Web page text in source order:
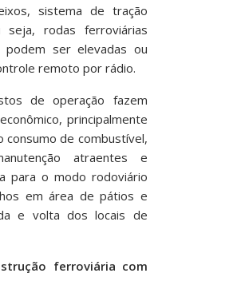
sistema de tração
seja, rodas ferroviárias
podem ser elevadas ou
remoto por rádio.
de operação fazem
principalmente
consumo de combustível,
atraentes e
para o modo rodoviário
em área de pátios e
e volta dos locais de
ferroviária com